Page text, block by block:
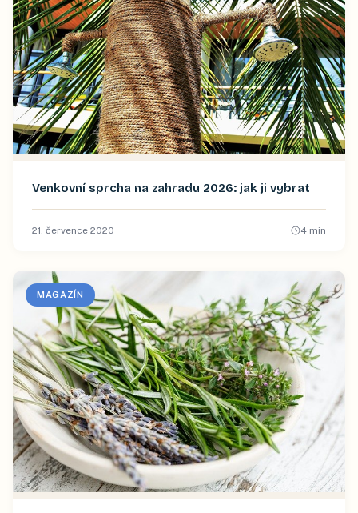
Venkovní sprcha na zahradu 2026: jak ji vybrat
21. července 2020 4 min
MAGAZÍN